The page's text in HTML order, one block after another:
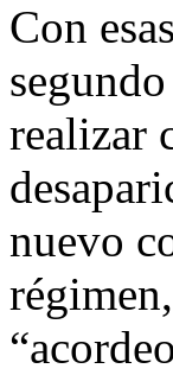
Con
realizar
nuevo